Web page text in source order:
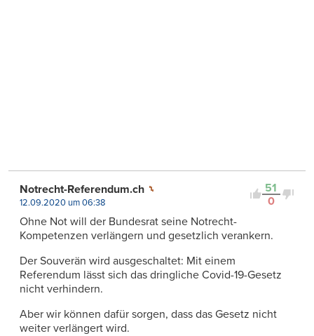
51
0
Notrecht-Referendum.ch
12.09.2020 um 06:38
Ohne Not will der Bundesrat seine Notrecht-
Kompetenzen verlängern und gesetzlich verankern.
Der Souverän wird ausgeschaltet: Mit einem
Referendum lässt sich das dringliche Covid-19-Gesetz
nicht verhindern.
Aber wir können dafür sorgen, dass das Gesetz nicht
weiter verlängert wird.